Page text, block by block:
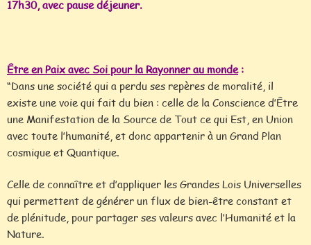
17h30, avec pause déjeuner.
Être en Paix avec Soi pour la Rayonner au monde:
“Dans une société qui a perdu ses repères de moralité, il
existe une voie qui fait du bien : celle de la Conscience d’Être
une Manifestation de la Source de Tout ce qui Est, en Union
avec toute l’humanité, et donc appartenir à un Grand Plan
cosmique et Quantique.
Celle de connaître et d’appliquer les Grandes Lois Universelles
qui permettent de générer un flux de bien-être constant et
de plénitude, pour partager ses valeurs avec l’Humanité et la
Nature.